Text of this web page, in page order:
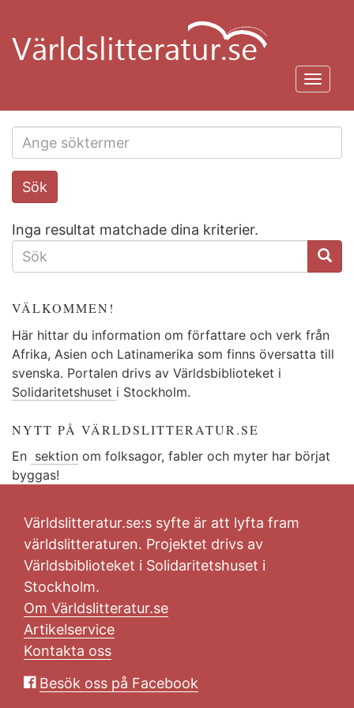
huvudinnehåll
Search
this
Sök
Inga resultat matchade dina kriterier.
SÖKFORMULÄR
VÄLKOMMEN!
Här hittar du information om författare och verk från
Afrika, Asien och Latinamerika som finns översatta till
svenska. Portalen drivs av Världsbiblioteket i
Solidaritetshuset i Stockholm.
NYTT PÅ VÄRLDSLITTERATUR.SE
En sektion om folksagor, fabler och myter har börjat
byggas!
Världslitteratur.se:s syfte är att lyfta fram
världslitteraturen. Projektet drivs av
Världsbiblioteket i Solidaritetshuset i
Stockholm.
Om Världslitteratur.se
Artikelservice
Kontakta oss
Besök oss på Facebook